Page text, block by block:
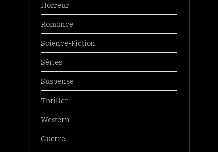
Horreur
Romance
Science-Fiction
Séries
Suspense
Thriller
Western
Guerre